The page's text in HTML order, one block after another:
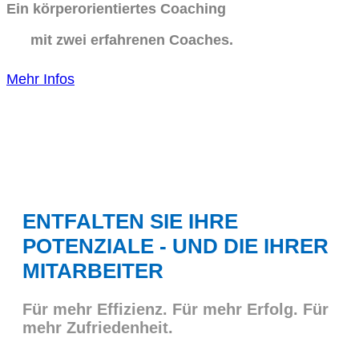
Ein körperorientiertes Coaching
mit zwei erfahrenen Coaches.
Mehr Infos
ENTFALTEN SIE IHRE
POTENZIALE - UND DIE IHRER
MITARBEITER
Für mehr Effizienz. Für mehr Erfolg. Für
mehr Zufriedenheit.